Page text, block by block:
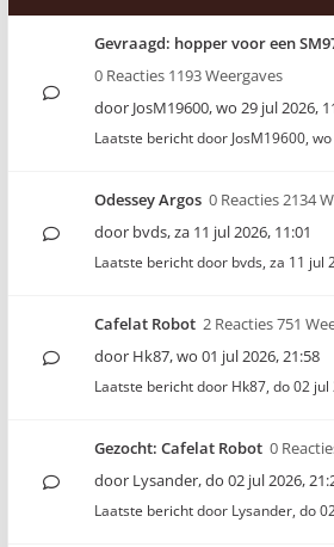
Gevraagd: hopper voor een
0 Reacties 1193 Weergaves
door JosM19600,wo 29 jul 2026,
Laatste bericht door JosM19600,
Odessey Argos 0 Reacties 2134
door bvds,za 11 jul 2026, 11:01
Laatste bericht door bvds, za 11 jul
Cafelat Robot 2 Reacties 751
door Hk87,wo 01 jul 2026, 21:58
Laatste bericht door Hk87, do 02 jul
Gezocht: Cafelat Robot 0
door Lysander,do 02 jul 2026,
Laatste bericht door Lysander, do